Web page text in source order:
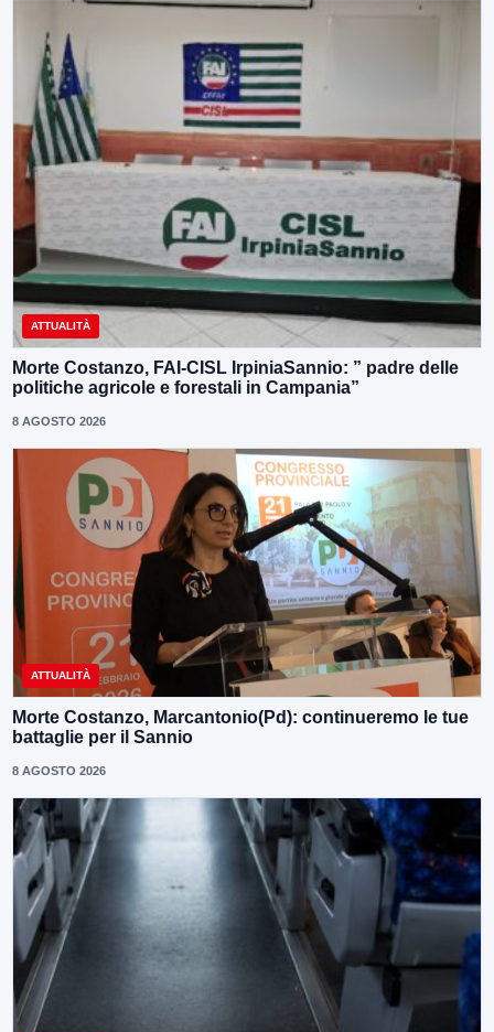
ATTUALITÀ
Morte Costanzo, FAI-CISL IrpiniaSannio: ” padre delle
politiche agricole e forestali in Campania”
8 AGOSTO 2026
ATTUALITÀ
Morte Costanzo, Marcantonio(Pd): continueremo le tue
battaglie per il Sannio
8 AGOSTO 2026